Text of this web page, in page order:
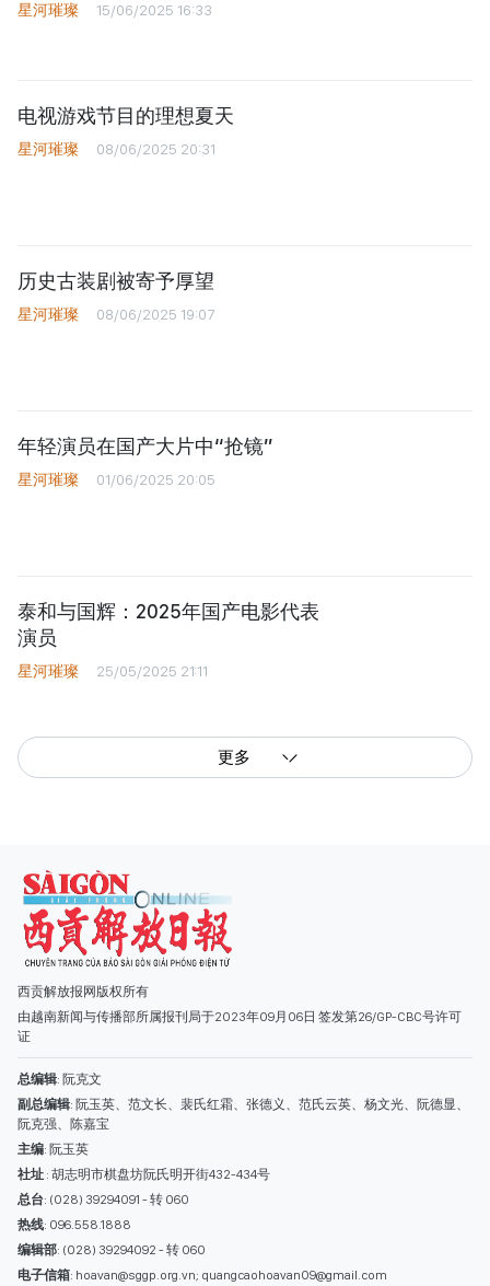
星河璀璨 15/06/2025 16:33
电视游戏节目的理想夏天
星河璀璨 08/06/2025 20:31
历史古装剧被寄予厚望
星河璀璨 08/06/2025 19:07
年轻演员在国产大片中“抢镜”
星河璀璨 01/06/2025 20:05
泰和与国辉：2025年国产电影代表
演员
星河璀璨 25/05/2025 21:11
更多
西贡解放报网版权所有
由越南新闻与传播部所属报刊局于2023年09月06日 签发第26/GP-CBC号许可
证
总编辑: 阮克文
副总编辑: 阮玉英、范文长、裴氏红霜、张德义、范氏云英、杨文光、阮德显、
阮克强、陈嘉宝
主编: 阮玉英
社址 : 胡志明市棋盘坊阮氏明开街432-434号
总台: (028) 39294091 - 转 060
热线: 096.558.1888
编辑部: (028) 39294092 - 转 060
电子信箱: hoavan@sggp.org.vn; quangcaohoavan09@gmail.com